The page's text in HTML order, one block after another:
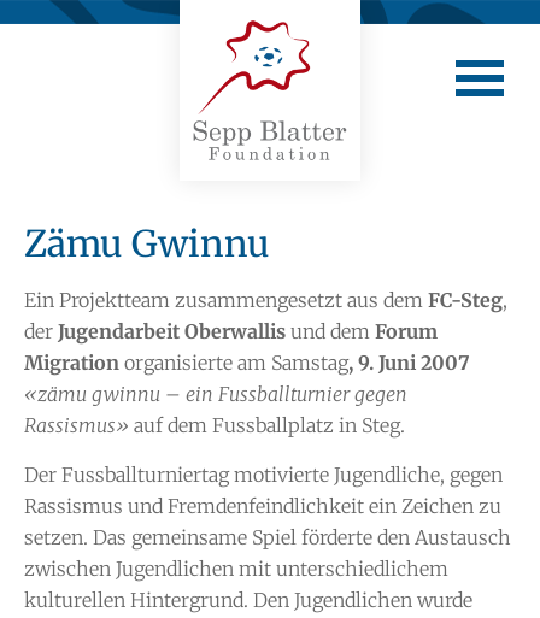
Zämu Gwinnu
Ein Projektteam zusammengesetzt aus dem FC-Steg,
der Jugendarbeit Oberwallis und dem Forum
Migration organisierte am Samstag, 9. Juni 2007
«zämu gwinnu – ein Fussballturnier gegen
Rassismus» auf dem Fussballplatz in Steg.
Der Fussballturniertag motivierte Jugendliche, gegen
Rassismus und Fremdenfeindlichkeit ein Zeichen zu
setzen. Das gemeinsame Spiel förderte den Austausch
zwischen Jugendlichen mit unterschiedlichem
kulturellen Hintergrund. Den Jugendlichen wurde